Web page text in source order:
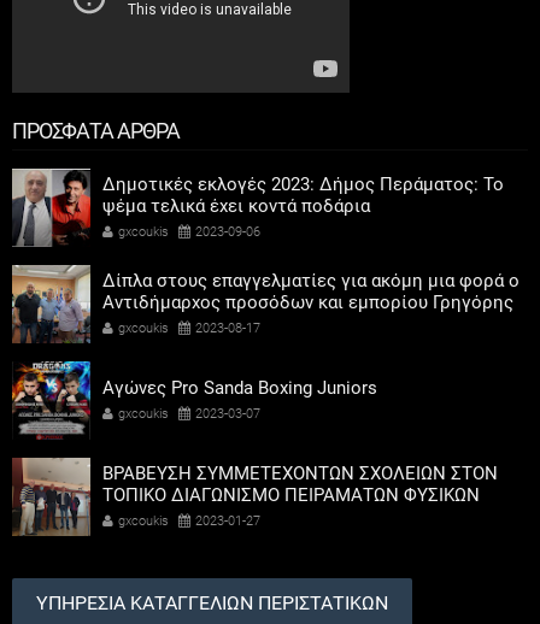
ΠΡΟΣΦΑΤΑ ΑΡΘΡΑ
Δημοτικές εκλογές 2023: Δήμος Περάματος: Το
ψέμα τελικά έχει κοντά ποδάρια
gxcoukis 2023-09-06
Δίπλα στους επαγγελματίες για ακόμη μια φορά ο
Αντιδήμαρχος προσόδων και εμπορίου Γρηγόρης
Καψοκόλης
gxcoukis 2023-08-17
Αγώνες Pro Sanda Boxing Juniors
gxcoukis 2023-03-07
ΒΡΑΒΕΥΣΗ ΣΥΜΜΕΤΕΧΟΝΤΩΝ ΣΧΟΛΕΙΩΝ ΣΤΟΝ
ΤΟΠΙΚΟ ΔΙΑΓΩΝΙΣΜΟ ΠΕΙΡΑΜΑΤΩΝ ΦΥΣΙΚΩΝ
ΕΠΙΣΤΗΜΩΝ
gxcoukis 2023-01-27
ΥΠΗΡΕΣΙΑ ΚΑΤΑΓΓΕΛΙΩΝ ΠΕΡΙΣΤΑΤΙΚΩΝ